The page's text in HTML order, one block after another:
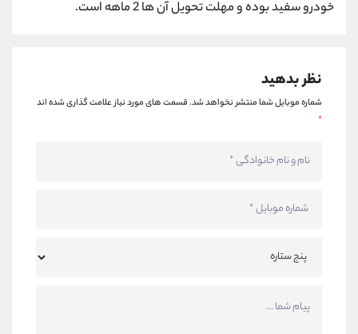
خودرو سفید بوده و مهلت تحویل آن ها 2 ماهه است.
نظر بدهید
شماره موبایل شما منتشر نخواهد شد.قسمت های مورد نیاز علامت گذاری شده اند
*